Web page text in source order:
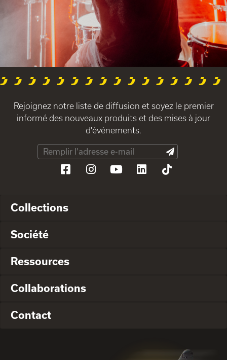
Rejoignez notre liste de diffusion et soyez le premier
informé des nouveaux produits et des mises à jour
d'événements.
Collections
Société
Ressources
Collaborations
Contact